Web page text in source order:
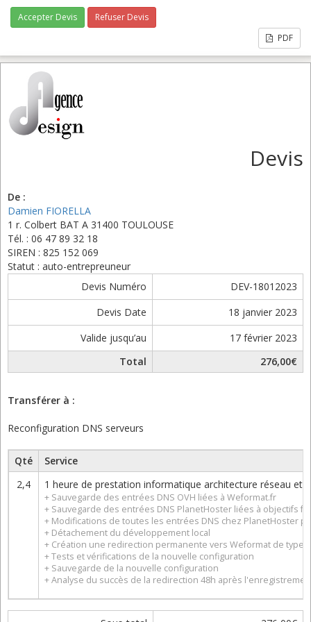
Accepter Devis
Refuser Devis
PDF
Devis
De :
Damien FIORELLA
1 r. Colbert BAT A 31400 TOULOUSE
Tél. : 06 47 89 32 18
SIREN : 825 152 069
Statut : auto-entrepreuneur
Devis Numéro
DEV-18012023
Devis Date
18 janvier 2023
Valide jusqu’au
17 février 2023
Total
276,00€
Transférer à :
Reconfiguration DNS serveurs
Qté
Service
2,4
1 heure de prestation informatique architecture réseau et
+ Sauvegarde des entrées DNS OVH liées à Weformat.fr
+ Sauvegarde des entrées DNS PlanetHoster liées à objectifs
+ Modifications de toutes les entrées DNS chez PlanetHoster
+ Détachement du développement local
+ Création une redirection permanente vers Weformat de type
+ Tests et vérifications de la nouvelle configuration
+ Sauvegarde de la nouvelle configuration
+ Analyse du succès de la redirection 48h après